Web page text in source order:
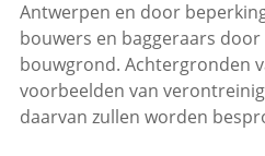
Antwerpen en door
bouwers en baggeraars
bouwgrond. Achtergronden
voorbeelden van
daarvan zullen worden